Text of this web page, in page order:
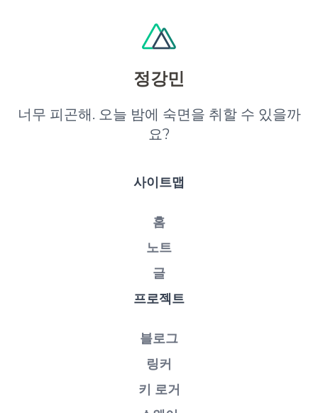
정강민
너무 피곤해. 오늘 밤에 숙면을 취할 수 있을까
요?
사이트맵
홈
노트
글
프로젝트
블로그
링커
키 로거